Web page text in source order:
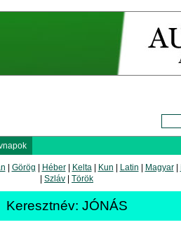
Görög Héber| Kelta| Kun Latin Magyar|
Szláv Török
Keresztnév: JÓNÁS